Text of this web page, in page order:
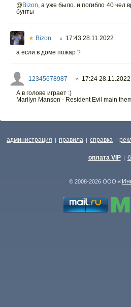
@Bizon, а уже было. и погибло 40 чел
бунты
★ Bizon ○ 17:43 28.11.2022
а если в доме пожар ?
12345678987 ○ 17:24 28.11.2022
А в голове играет :)
Marilyn Manson - Resident Evil main
администрация | правила | справка |
оплата VIP |
© 2008-2026 ООО «